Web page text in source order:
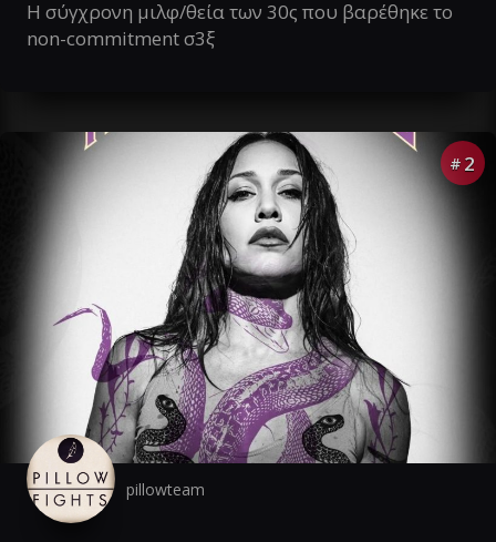
Η σύγχρονη μιλφ/θεία των 30ς που βαρέθηκε το
non-commitment σ3ξ
# 2
pillowteam